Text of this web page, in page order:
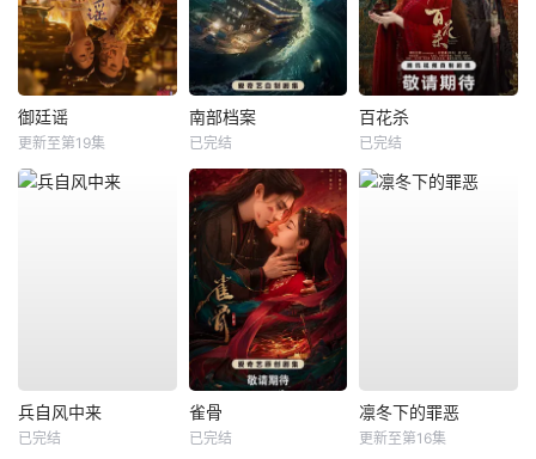
御廷谣
更新至第19集
南部档案
已完结
百花杀
已完结
兵自风中来
已完结
雀骨
已完结
凛冬下的罪恶
更新至第16集